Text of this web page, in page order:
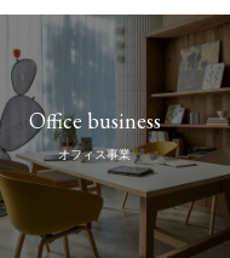
Office business
オフィス事業